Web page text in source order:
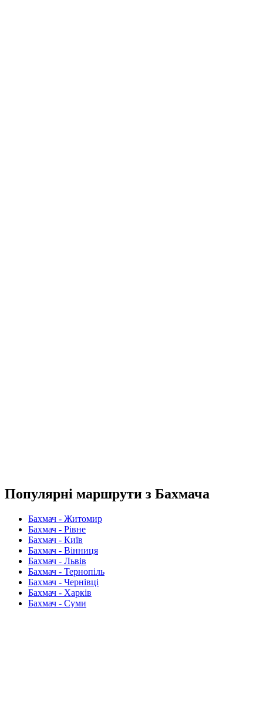
Популярні маршрути з Бахмача
Бахмач - Житомир
Бахмач - Рівне
Бахмач - Київ
Бахмач - Вінниця
Бахмач - Львів
Бахмач - Тернопіль
Бахмач - Чернівці
Бахмач - Харків
Бахмач - Суми